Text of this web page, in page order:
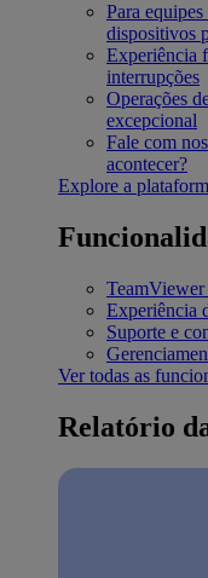
Para
dispositivos
Experiência
interrupções
Operações
excepcional
Fale com
acontecer?
Explore a
Experiência
Suporte e
Ver todas as
Relatório